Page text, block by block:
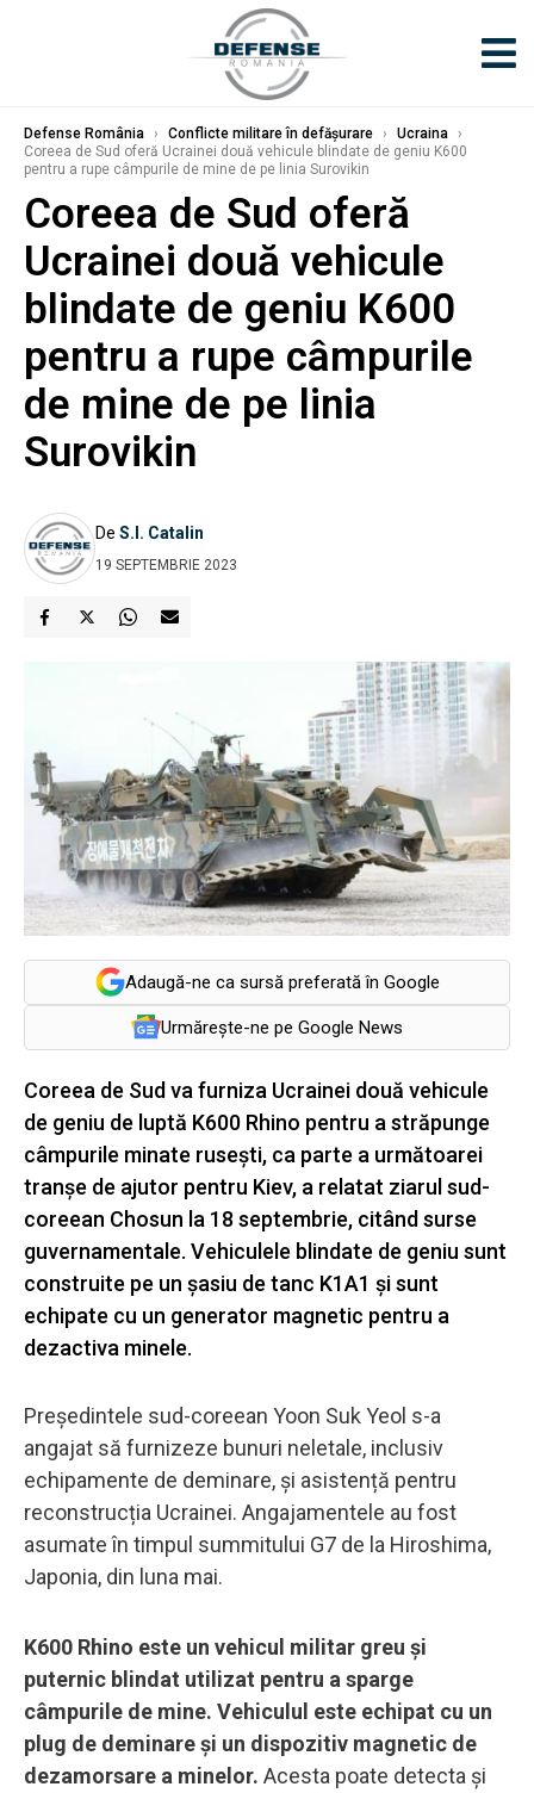
Defense România › Conflicte militare în defășurare › Ucraina ›
Coreea de Sud oferă Ucrainei două vehicule blindate de geniu K600
pentru a rupe câmpurile de mine de pe linia Surovikin
Coreea de Sud oferă
Ucrainei două vehicule
blindate de geniu K600
pentru a rupe câmpurile
de mine de pe linia
Surovikin
De S.I. Catalin
19 SEPTEMBRIE 2023
Adaugă-ne ca sursă preferată în Google
Urmărește-ne pe Google News
Coreea de Sud va furniza Ucrainei două vehicule
de geniu de luptă K600 Rhino pentru a străpunge
câmpurile minate rusești, ca parte a următoarei
tranșe de ajutor pentru Kiev, a relatat ziarul sud-
coreean Chosun la 18 septembrie, citând surse
guvernamentale. Vehiculele blindate de geniu sunt
construite pe un șasiu de tanc K1A1 și sunt
echipate cu un generator magnetic pentru a
dezactiva minele.
Președintele sud-coreean Yoon Suk Yeol s-a
angajat să furnizeze bunuri neletale, inclusiv
echipamente de deminare, și asistență pentru
reconstrucția Ucrainei. Angajamentele au fost
asumate în timpul summitului G7 de la Hiroshima,
Japonia, din luna mai.
K600 Rhino este un vehicul militar greu și
puternic blindat utilizat pentru a sparge
câmpurile de mine. Vehiculul este echipat cu un
plug de deminare și un dispozitiv magnetic de
dezamorsare a minelor. Acesta poate detecta și